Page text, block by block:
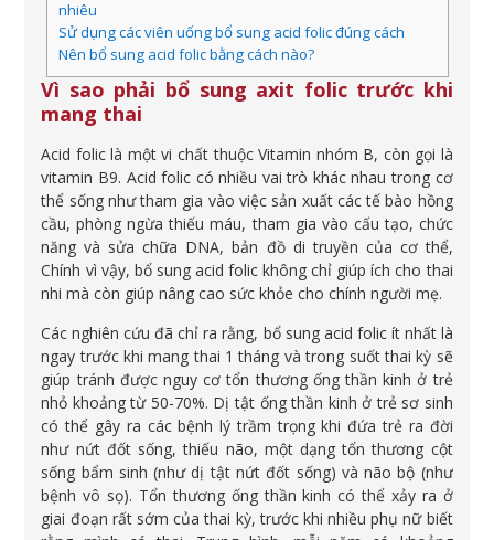
nhiêu
Sử dụng các viên uống bổ sung acid folic đúng cách
Nên bổ sung acid folic bằng cách nào?
Vì sao phải bổ sung axit folic trước khi
mang thai
Acid folic là một vi chất thuộc Vitamin nhóm B, còn gọi là
vitamin B9. Acid folic có nhiều vai trò khác nhau trong cơ
thể sống như tham gia vào việc sản xuất các tế bào hồng
cầu, phòng ngừa thiếu máu, tham gia vào cấu tạo, chức
năng và sửa chữa DNA, bản đồ di truyền của cơ thể,
Chính vì vậy, bổ sung acid folic không chỉ giúp ích cho thai
nhi mà còn giúp nâng cao sức khỏe cho chính người mẹ.
Các nghiên cứu đã chỉ ra rằng, bổ sung acid folic ít nhất là
ngay trước khi mang thai 1 tháng và trong suốt thai kỳ sẽ
giúp tránh được nguy cơ tổn thương ống thần kinh ở trẻ
nhỏ khoảng từ 50-70%. Dị tật ống thần kinh ở trẻ sơ sinh
có thể gây ra các bệnh lý trầm trọng khi đứa trẻ ra đời
như nứt đốt sống, thiếu não, một dạng tổn thương cột
sống bẩm sinh (như dị tật nứt đốt sống) và não bộ (như
bệnh vô sọ). Tổn thương ống thần kinh có thể xảy ra ở
giai đoạn rất sớm của thai kỳ, trước khi nhiều phụ nữ biết